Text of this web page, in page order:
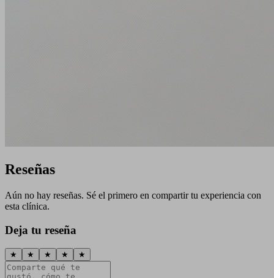
Reseñas
Aún no hay reseñas. Sé el primero en compartir tu experiencia con
esta clínica.
Deja tu reseña
★ ★ ★ ★ ★